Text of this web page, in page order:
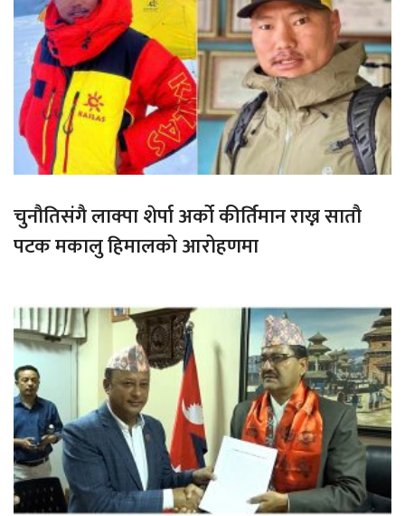
चुनौतिसंगै लाक्पा शेर्पा अर्को कीर्तिमान राख्न सातौ
पटक मकालु हिमालको आरोहणमा